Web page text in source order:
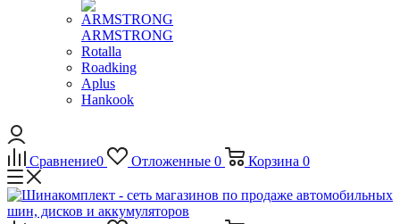
ARMSTRONG
Rotalla
Roadking
Aplus
Hankook
Сравнение0 Отложенные 0 Корзина 0